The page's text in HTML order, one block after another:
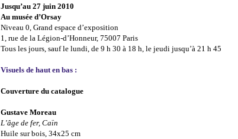
Jusqu’au 27 juin 2010
Au musée d’Orsay
Niveau 0, Grand espace d’exposition
1, rue de la Légion-d’Honneur, 75007 Paris
Tous les jours, sauf le lundi, de 9 h 30 à 18 h, le jeudi jusqu’à 21 h 45
Visuels de haut en bas :
Couverture du catalogue
Gustave Moreau
L’âge de fer, Caïn
Huile sur bois, 34x25 cm